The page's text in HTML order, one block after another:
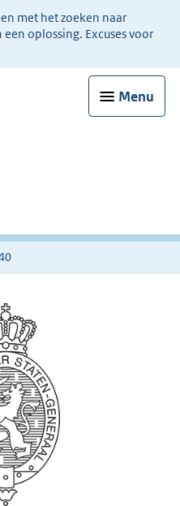
met het zoeken naar
oplossing. Excuses voor
Menu